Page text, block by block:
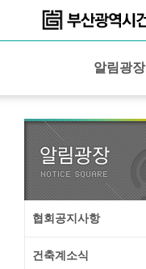
알림광장
협회공지사항
건축계소식